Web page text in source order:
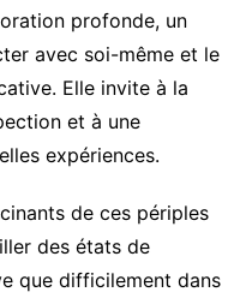
profonde, un
avec soi-même et le
Elle invite à la
et à une
expériences.
de ces périples
des états de
que difficilement dans